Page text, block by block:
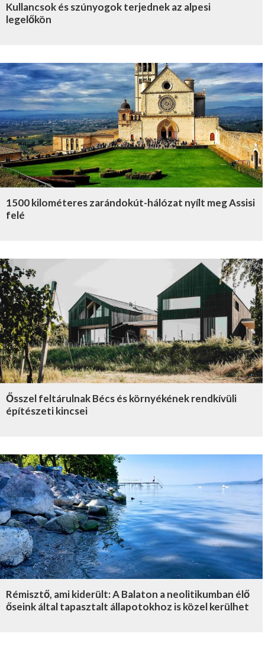
Kullancsok és szúnyogok terjednek az alpesi
legelőkön
1500 kilométeres zarándokút-hálózat nyílt meg Assisi
felé
Ősszel feltárulnak Bécs és környékének rendkívüli
építészeti kincsei
Rémisztő, ami kiderült: A Balaton a neolitikumban élő
őseink által tapasztalt állapotokhoz is közel kerülhet